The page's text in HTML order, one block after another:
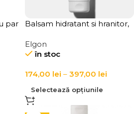
par
Balsam hidratant si hranitor,
LINK-D 2 Active Repair
Conditioner
Elgon
în stoc
174,00 lei – 397,00 lei
Selectează opțiunile